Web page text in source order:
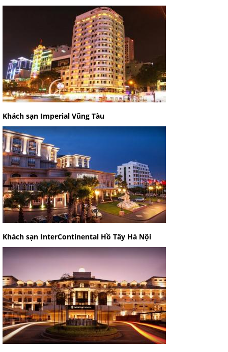
Khách sạn Imperial Vũng Tàu
Khách sạn InterContinental Hồ Tây Hà Nội